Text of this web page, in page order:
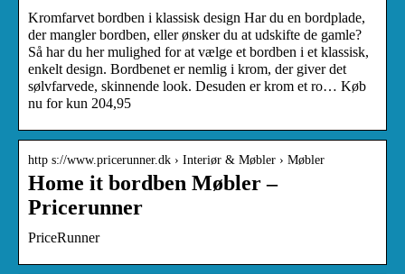
Kromfarvet bordben i klassisk design Har du en bordplade,
der mangler bordben, eller ønsker du at udskifte de gamle?
Så har du her mulighed for at vælge et bordben i et klassisk,
enkelt design. Bordbenet er nemlig i krom, der giver det
sølvfarvede, skinnende look. Desuden er krom et ro… Køb
nu for kun 204,95
http s://www.pricerunner.dk › Interiør & Møbler › Møbler
Home it bordben Møbler –
Pricerunner
PriceRunner